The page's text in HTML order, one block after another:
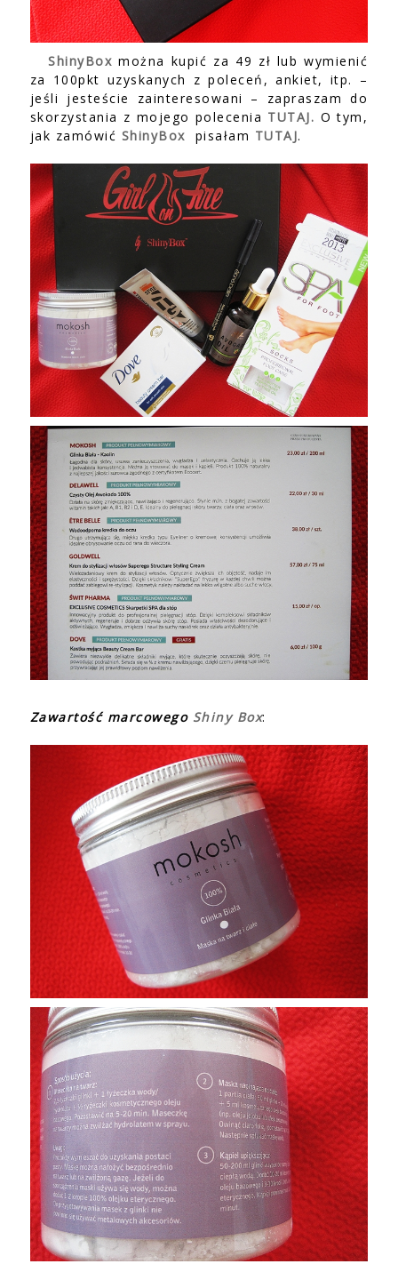
ShinyBox można kupić za 49 zł lub wymienić
za 100pkt uzyskanych z poleceń, ankiet, itp. –
jeśli jesteście zainteresowani – zapraszam do
skorzystania z mojego polecenia TUTAJ. O tym,
jak zamówić ShinyBox pisałam TUTAJ.
Zawartość marcowego Shiny Box: